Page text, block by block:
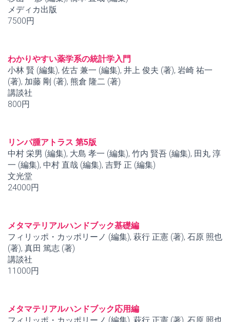
メディカ出版
7500円
わかりやすい薬学系の統計学入門
小林 賢 (編集), 佐古 兼一 (編集), 井上 俊夫 (著), 岩崎 祐一
(著), 加藤 剛 (著), 熊倉 隆二 (著)
講談社
800円
リンパ腫アトラス 第5版
中村 栄男 (編集), 大島 孝一 (編集), 竹内 賢吾 (編集), 田丸 淳
一 (編集), 中村 直哉 (編集), 吉野 正 (編集)
文光堂
24000円
メタマテリアルハンドブック基礎編
フィリッポ・カッポリーノ (編集), 萩行 正憲 (著), 石原 照也
(著), 真田 篤志 (著)
講談社
11000円
メタマテリアルハンドブック応用編